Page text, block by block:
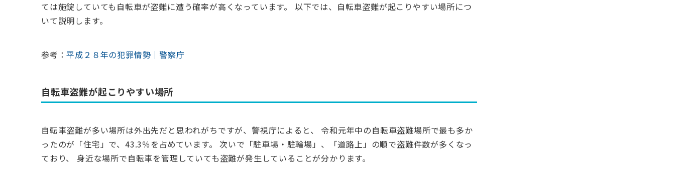
ては施錠していても自転車が盗難に遭う確率が高くなっています。 以下では、自転車盗難が起こりやすい場所につ
いて説明します。
参考：平成２８年の犯罪情勢｜警察庁
自転車盗難が起こりやすい場所
自転車盗難が多い場所は外出先だと思われがちですが、警視庁によると、 令和元年中の自転車盗難場所で最も多か
ったのが「住宅」で、43.3％を占めています。 次いで「駐車場・駐輪場」、「道路上」の順で盗難件数が多くなっ
ており、 身近な場所で自転車を管理していても盗難が発生していることが分かります。